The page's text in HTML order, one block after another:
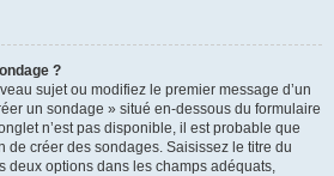
?
sujet ou modifiez le premier message d’un
un sondage » situé en-dessous du formulaire
n’est pas disponible, il est probable que
de créer des sondages. Saisissez le titre du
deux options dans les champs adéquats,